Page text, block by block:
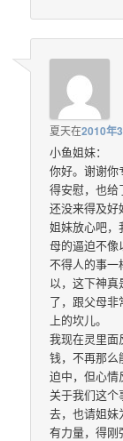
夏天在2010年
小鱼姐妹：
你好。谢谢你
得安慰，也给
还没来得及好
姐妹放心吧，
母的逼迫不像
不得人的事一
以，这下神
了，跟父母
上的坎儿。
我现在灵里面
钱，不再那么
迫中，但心情
关于我们这
去，也请姐妹
有力量，得刚